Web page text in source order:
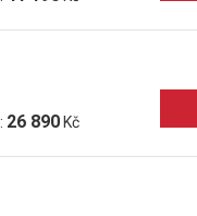
26 890Kč